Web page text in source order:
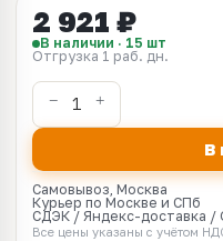
2 921 ₽
В наличии · 15 шт
Отгрузка 1 раб. дн.
В
Самовывоз, Москва
Курьер по Москве и СПб
СДЭК / Яндекс-доставка /
Все цены указаны с учётом